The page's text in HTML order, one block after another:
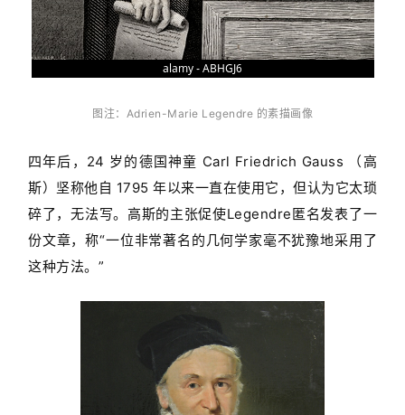
图注：Adrien-Marie Legendre 的素描画像
四年后，24 岁的德国神童 Carl Friedrich Gauss （高
斯）坚称他自 1795 年以来一直在使用它，但认为它太琐
碎了，无法写。高斯的主张促使Legendre匿名发表了一
份文章，称“一位非常著名的几何学家毫不犹豫地采用了
这种方法。”